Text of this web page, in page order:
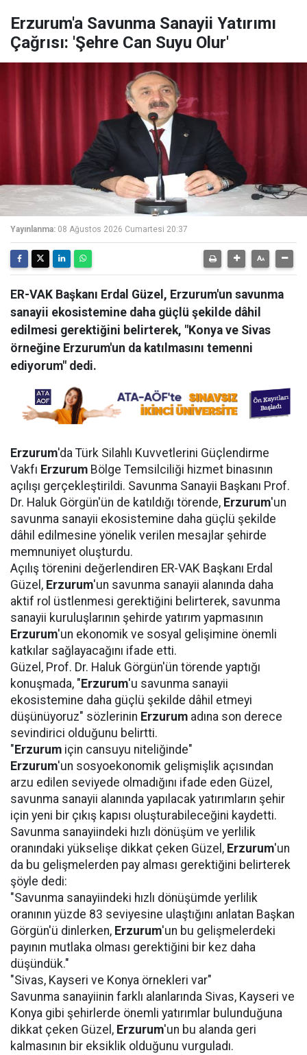
Erzurum'a Savunma Sanayii Yatırımı
Çağrısı: 'Şehre Can Suyu Olur'
Yayınlanma: 08 Ağustos 2026 Cumartesi 20:37
ER-VAK Başkanı Erdal Güzel, Erzurum'un savunma
sanayii ekosistemine daha güçlü şekilde dâhil
edilmesi gerektiğini belirterek, "Konya ve Sivas
örneğine Erzurum'un da katılmasını temenni
ediyorum" dedi.
Erzurum'da Türk Silahlı Kuvvetlerini Güçlendirme
Vakfı Erzurum Bölge Temsilciliği hizmet binasının
açılışı gerçekleştirildi. Savunma Sanayii Başkanı Prof.
Dr. Haluk Görgün'ün de katıldığı törende, Erzurum'un
savunma sanayii ekosistemine daha güçlü şekilde
dâhil edilmesine yönelik verilen mesajlar şehirde
memnuniyet oluşturdu.
Açılış törenini değerlendiren ER-VAK Başkanı Erdal
Güzel, Erzurum'un savunma sanayii alanında daha
aktif rol üstlenmesi gerektiğini belirterek, savunma
sanayii kuruluşlarının şehirde yatırım yapmasının
Erzurum'un ekonomik ve sosyal gelişimine önemli
katkılar sağlayacağını ifade etti.
Güzel, Prof. Dr. Haluk Görgün'ün törende yaptığı
konuşmada, " Erzurum'u savunma sanayii
ekosistemine daha güçlü şekilde dâhil etmeyi
düşünüyoruz" sözlerinin Erzurum adına son derece
sevindirici olduğunu belirtti.
" Erzurum için cansuyu niteliğinde"
Erzurum'un sosyoekonomik gelişmişlik açısından
arzu edilen seviyede olmadığını ifade eden Güzel,
savunma sanayii alanında yapılacak yatırımların şehir
için yeni bir çıkış kapısı oluşturabileceğini kaydetti.
Savunma sanayiindeki hızlı dönüşüm ve yerlilik
oranındaki yükselişe dikkat çeken Güzel, Erzurum'un
da bu gelişmelerden pay alması gerektiğini belirterek
şöyle dedi:
"Savunma sanayiindeki hızlı dönüşümde yerlilik
oranının yüzde 83 seviyesine ulaştığını anlatan Başkan
Görgün'ü dinlerken, Erzurum'un bu gelişmelerdeki
payının mutlaka olması gerektiğini bir kez daha
düşündük."
"Sivas, Kayseri ve Konya örnekleri var"
Savunma sanayiinin farklı alanlarında Sivas, Kayseri ve
Konya gibi şehirlerde önemli yatırımlar bulunduğuna
dikkat çeken Güzel, Erzurum'un bu alanda geri
kalmasının bir eksiklik olduğunu vurguladı.